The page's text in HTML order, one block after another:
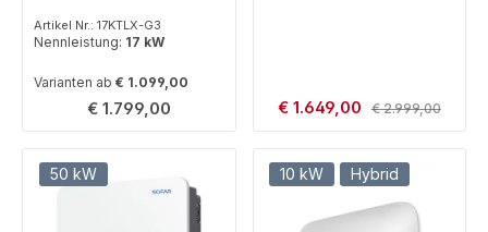
Artikel Nr.: 17KTLX-G3
Nennleistung: 17 kW
Varianten ab € 1.099,00
Regulärer Preis:
€ 1.799,00 Verkaufspreis:
€ 1.649,00 Regulärer Preis:
€ 2.999,00
50 kW 10 kW Hybrid